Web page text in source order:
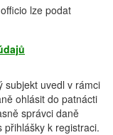
lze podat
subjekt uvedl v rámci
ohlásit do patnácti
správci daně
k registraci.